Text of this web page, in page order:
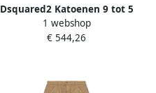
Dsquared2 Katoenen 9 tot 5
Broek Beige Dames
1 webshop
€ 544,26